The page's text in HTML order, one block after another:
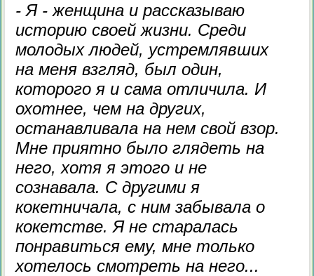
- Я - женщина и рассказываю
историю своей жизни. Среди
молодых людей, устремлявших
на меня взгляд, был один,
которого я и сама отличила. И
охотнее, чем на других,
останавливала на нем свой взор.
Мне приятно было глядеть на
него, хотя я этого и не
сознавала. С другими я
кокетничала, с ним забывала о
кокетстве. Я не старалась
понравиться ему, мне только
хотелось смотреть на него...